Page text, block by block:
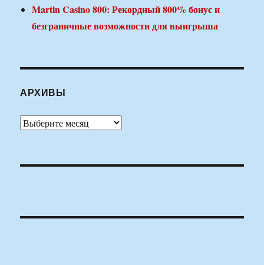
Martin Casino 800: Рекордный 800% бонус и
безграничные возможности для выигрыша
АРХИВЫ
Архивы